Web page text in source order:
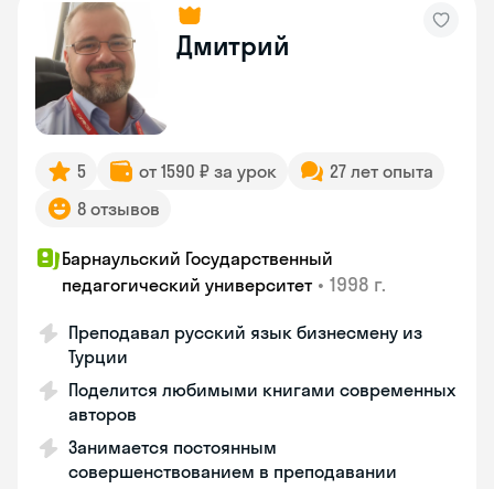
Дмитрий
5 от 1590 ₽ за урок
27 лет опыта
8 отзывов
Барнаульский Государственный
педагогический университет • 1998 г.
Преподавал русский язык бизнесмену из
Турции
Поделится любимыми книгами современных
авторов
Занимается постоянным
совершенствованием в преподавании